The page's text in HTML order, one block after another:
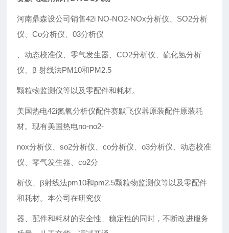
河南鼎森设公司销售42i NO-NO2-NOx分析仪、SO2分析
仪、Co分析仪、03分析仪
、动态校准仪、零气发生器、CO2分析仪、硫化氢分析
仪、β 射线法PM10和PM2.5
颗粒物监测仪等以及零配件和耗材。
美国热电42i氮氧分析仪配件赛默飞仪器原装配件原装耗
材。现有美国热电no-no2-
nox分析仪、so2分析仪、co分析仪、o3分析仪、动态校准
仪、零气发生器、co2分
析仪、β射线法pm10和pm2.5颗粒物监测仪等以及零配件
和耗材。本公司在研究仪
器、配件和耗材的安全性、稳定性的同时，不断改进服务